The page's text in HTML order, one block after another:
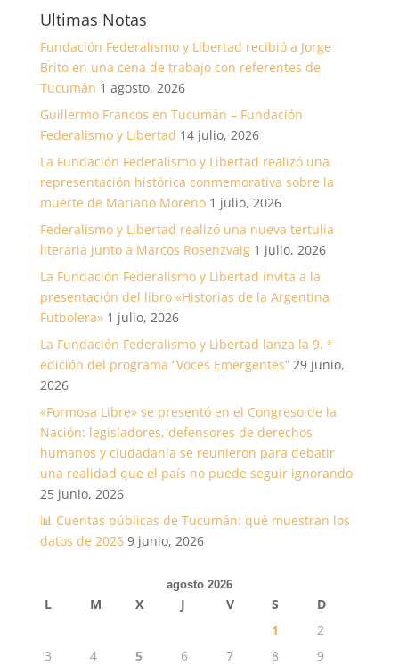
Ultimas Notas
Fundación Federalismo y Libertad recibió a Jorge
Brito en una cena de trabajo con referentes de
Tucumán 1 agosto, 2026
Guillermo Francos en Tucumán – Fundación
Federalismo y Libertad 14 julio, 2026
La Fundación Federalismo y Libertad realizó una
representación histórica conmemorativa sobre la
muerte de Mariano Moreno 1 julio, 2026
Federalismo y Libertad realizó una nueva tertulia
literaria junto a Marcos Rosenzvaig 1 julio, 2026
La Fundación Federalismo y Libertad invita a la
presentación del libro «Historias de la Argentina
Futbolera» 1 julio, 2026
La Fundación Federalismo y Libertad lanza la 9. ª
edición del programa “Voces Emergentes” 29 junio,
2026
«Formosa Libre» se presentó en el Congreso de la
Nación: legisladores, defensores de derechos
humanos y ciudadanía se reunieron para debatir
una realidad que el país no puede seguir ignorando
25 junio, 2026
📊 Cuentas públicas de Tucumán: qué muestran los
datos de 2026 9 junio, 2026
agosto 2026
L M X J V S
D
1
2
3
4 5 6 7 8
9